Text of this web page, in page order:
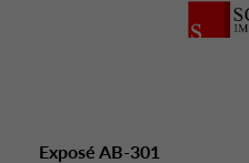
Exposé AB-301